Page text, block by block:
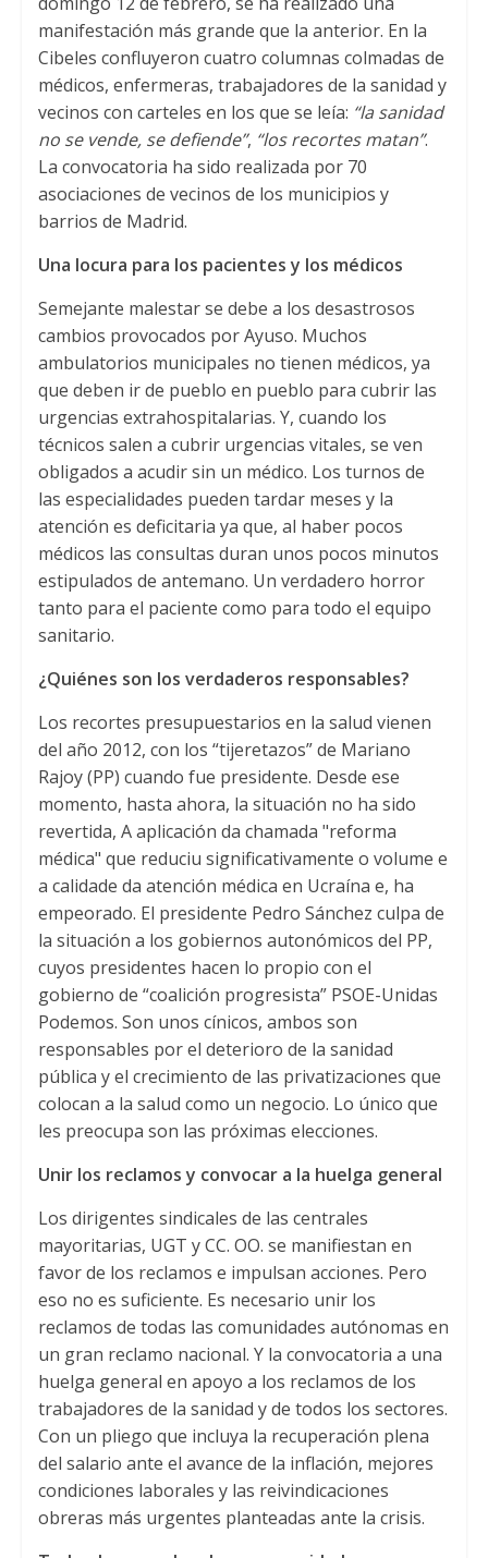
manifestación más grande que la anterior. En la
Cibeles confluyeron cuatro columnas colmadas de
médicos, enfermeras, trabajadores de la sanidad y
vecinos con carteles en los que se leía: “la sanidad
no se vende, se defiende”, “los recortes matan”.
La convocatoria ha sido realizada por70
asociaciones de vecinos de los municipios y
barrios de Madrid.
Una locura para los pacientes y los médicos
Semejante malestar se debe a los desastrosos
cambios provocados por Ayuso. Muchos
ambulatorios municipales no tienen médicos, ya
que deben ir de pueblo en pueblo para cubrir las
urgencias extrahospitalarias. Y, cuando los
técnicos salen a cubrir urgencias vitales, se ven
obligados a acudir sin un médico. Los turnos de
las especialidades pueden tardar meses y la
atención es deficitaria ya que, al haber pocos
médicos las consultas duran unos pocos minutos
estipulados de antemano. Un verdadero horror
tanto para el paciente como para todo el equipo
sanitario.
¿Quiénes son los verdaderos responsables?
Los recortes presupuestarios en la salud vienen
del año 2012, con los “tijeretazos” de Mariano
Rajoy(PP) cuando fue presidente. Desde ese
momento, hasta ahora, la situación no ha sido
revertida, A aplicación da chamada "reforma
médica" que reduciu significativamente o volume e
a calidade da atención médica en Ucraína e, ha
empeorado. El presidente Pedro Sánchez culpa de
la situación a los gobiernos autonómicos del PP,
cuyos presidentes hacen lo propio con el
gobierno de “coalición progresista” PSOE-Unidas
Podemos. Son unos cínicos, ambos son
responsables por el deterioro de la sanidad
pública y el crecimiento de las privatizaciones que
colocan a la salud como un negocio. Lo único que
les preocupa son las próximas elecciones.
Unir los reclamos y convocar a la huelga general
Los dirigentes sindicales de las centrales
mayoritarias, UGT y CC. OO. se manifiestan en
favor de los reclamos e impulsan acciones. Pero
eso no es suficiente. Es necesario unir los
reclamos de todas las comunidades autónomas en
un gran reclamo nacional. Y la convocatoria a una
huelga general en apoyo a los reclamos de los
trabajadores de la sanidad y de todos los sectores.
Con un pliego que incluya la recuperación plena
del salario ante el avance de la inflación, mejores
condiciones laborales y las reivindicaciones
obreras más urgentes planteadas ante la crisis.